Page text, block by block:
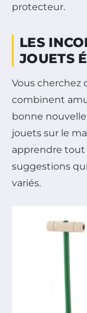
protecteur.
LES
JOUETS
Vous cherchez
combinent
bonne
jouets sur le
apprendre tout
suggestions
variés.